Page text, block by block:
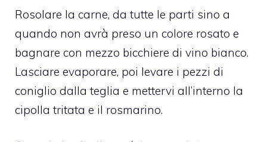
Rosolare la carne, da tutte le parti sino a
quando non avrà preso un colore rosato e
bagnare con mezzo bicchiere di vino bianco.
Lasciare evaporare, poi levare i pezzi di
coniglio dalla teglia e mettervi all’interno la
cipolla tritata e il rosmarino.